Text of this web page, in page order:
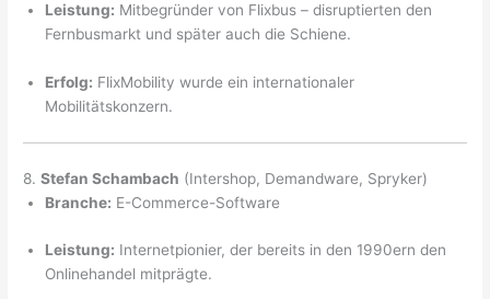
Leistung: Mitbegründer von Flixbus – disruptierten den
Fernbusmarkt und später auch die Schiene.
Erfolg: FlixMobility wurde ein internationaler
Mobilitätskonzern.
8.Stefan Schambach (Intershop, Demandware, Spryker)
Branche: E-Commerce-Software
Leistung: Internetpionier, der bereits in den 1990ern den
Onlinehandel mitprägte.